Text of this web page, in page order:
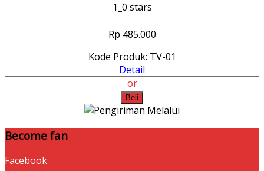
1_0 stars
Rp 485.000
Kode Produk: TV-01
Detail
or
Beli
Become fan
Facebook